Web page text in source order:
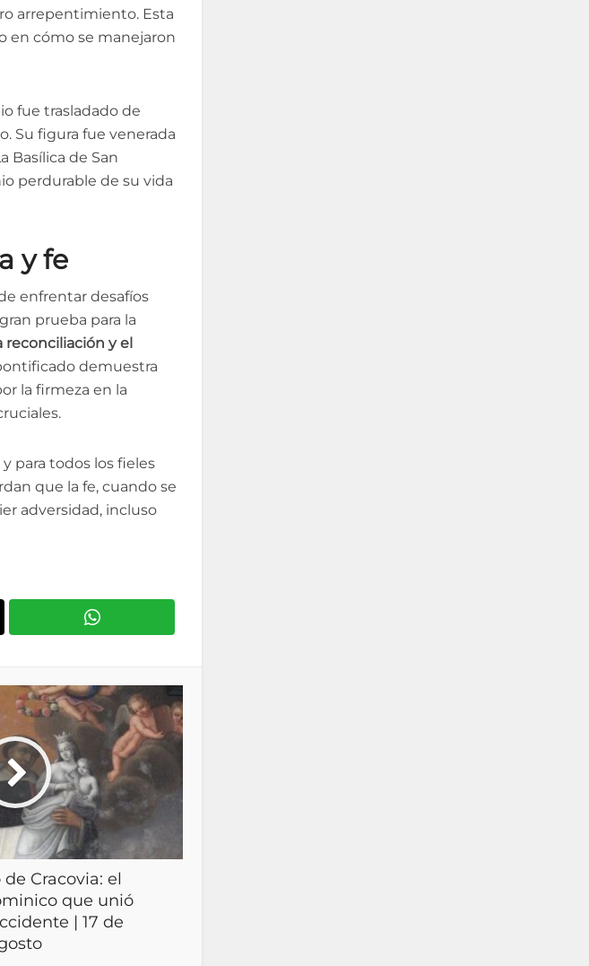
arrepentimiento. Esta
en cómo se manejaron
fue trasladado de
Su figura fue venerada
Basílica de San
perdurable de su vida
y fe
enfrentar desafíos
prueba para la
reconciliación y el
demuestra
la firmeza en la
para todos los fieles
que la fe, cuando se
adversidad, incluso
Cracovia: el
que unió
| 17 de